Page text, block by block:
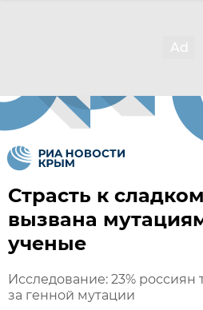
Страсть к
вызвана
ученые
Исследование: 23% россиян
за генной мутации